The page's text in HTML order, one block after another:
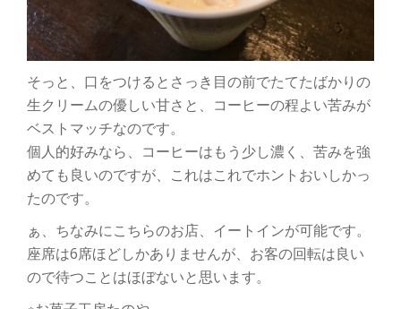
そっと、口をつけるとさっき目の前でたてたばかりの
生クリームの優しい甘さと、コーヒーの程よい苦みが
ベストマッチなのです。
個人的好みなら、コーヒーはもう少し濃く、苦みを強
めても良いのですが、これはこれでホントおいしかっ
たのです。
ぁ、ちなみにこちらのお店、イートインが可能です。
座席は6席ほどしかありませんが、お客の回転は良い
ので待つことはほぼないと思います。